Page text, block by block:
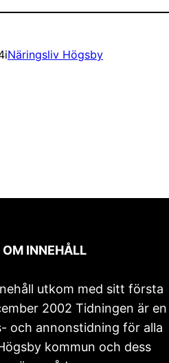
iNäringsliv Högsby
OM INNEHÅLL
utkom med sitt första
2002 Tidningen är en
och annonstidning för alla
kommun och dess